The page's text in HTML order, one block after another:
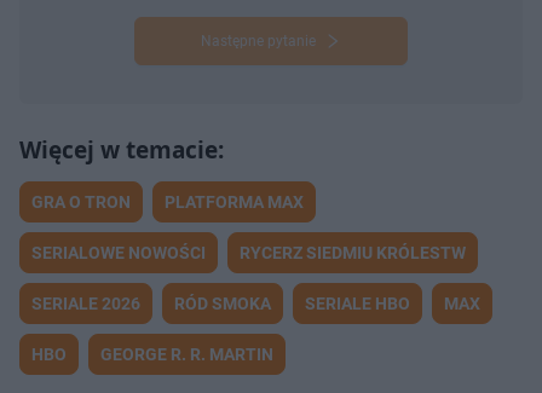
Następne pytanie
GRA O TRON PLATFORMA MAX
SERIALOWE NOWOŚCI RYCERZ SIEDMIU KRÓLESTW
SERIALE 2026 RÓD SMOKA SERIALE HBO MAX
HBO GEORGE R. R. MARTIN